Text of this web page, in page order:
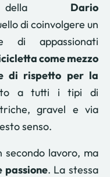
della Dario
di coinvolgere un
di appassionati
come mezzo
di rispetto per la
a tutti i tipi di
gravel e via
senso.
secondo lavoro, ma
passione. La stessa